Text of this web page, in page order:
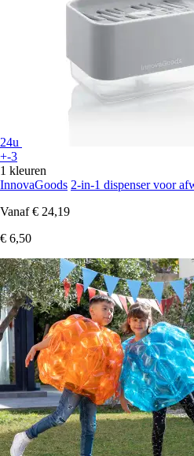
24u
+-3
1 kleuren
InnovaGoods 2-in-1 dispenser voor
Vanaf € 24,19
€ 6,50